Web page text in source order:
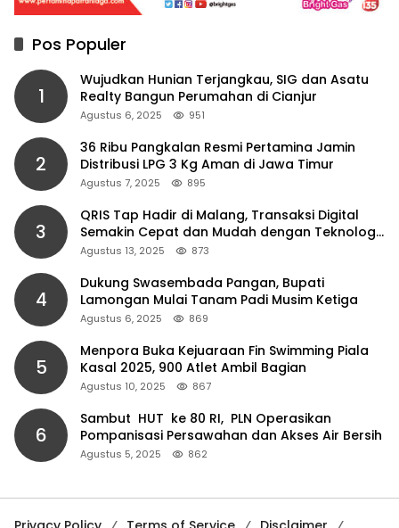
Pos Populer
1
Wujudkan Hunian Terjangkau, SIG dan Asatu
Realty Bangun Perumahan di Cianjur
Agustus 6, 2025 951
2
36 Ribu Pangkalan Resmi Pertamina Jamin
Distribusi LPG 3 Kg Aman di Jawa Timur
Agustus 7, 2025 895
3
QRIS Tap Hadir di Malang, Transaksi Digital
Semakin Cepat dan Mudah dengan Teknologi
NFC
Agustus 13, 2025 873
4
Dukung Swasembada Pangan, Bupati
Lamongan Mulai Tanam Padi Musim Ketiga
Agustus 6, 2025 869
5
Menpora Buka Kejuaraan Fin Swimming Piala
Kasal 2025, 900 Atlet Ambil Bagian
Agustus 10, 2025 867
6
Sambut HUT ke 80 RI, PLN Operasikan
Pompanisasi Persawahan dan Akses Air Bersih
Agustus 5, 2025 862